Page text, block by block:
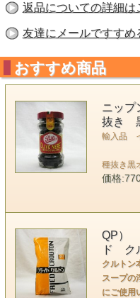
返品についての詳細は
友達にメールですすめ
おすすめ商品
ニッ
抜き
輸入品
種抜き黒
価格
QP）
ド ク
クルトン
スープの
にご使用